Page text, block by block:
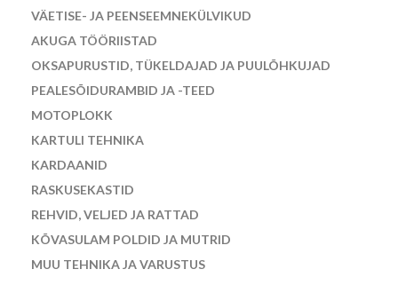
VÄETISE- JA PEENSEEMNEKÜLVIKUD
AKUGA TÖÖRIISTAD
OKSAPURUSTID, TÜKELDAJAD JA PUULÕHKUJAD
PEALESÕIDURAMBID JA -TEED
MOTOPLOKK
KARTULI TEHNIKA
KARDAANID
RASKUSEKASTID
REHVID, VELJED JA RATTAD
KÕVASULAM POLDID JA MUTRID
MUU TEHNIKA JA VARUSTUS